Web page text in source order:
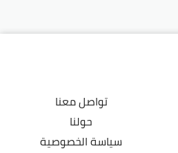
تواصل معنا
حولنا
سياسة الخصوصية